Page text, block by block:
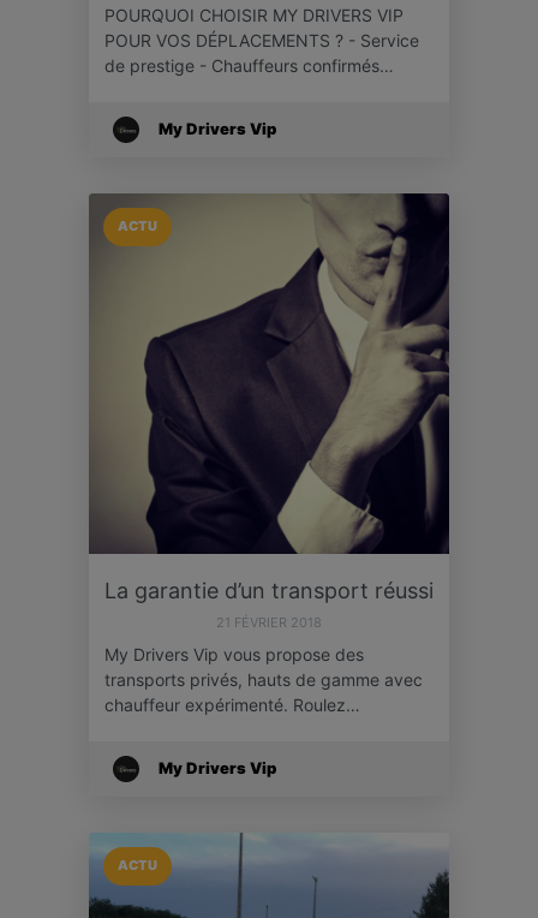
POURQUOI CHOISIR MY DRIVERS VIP
POUR VOS DÉPLACEMENTS ? - Service
de prestige - Chauffeurs confirmés…
My Drivers Vip
ACTU
La garantie d’un transport réussi
21 FÉVRIER 2018
My Drivers Vip vous propose des
transports privés, hauts de gamme avec
chauffeur expérimenté. Roulez…
My Drivers Vip
ACTU